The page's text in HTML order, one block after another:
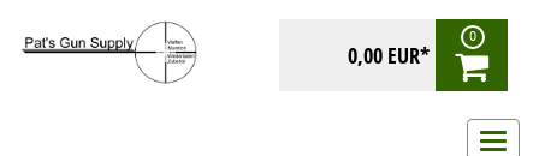
0,00 EUR*
0